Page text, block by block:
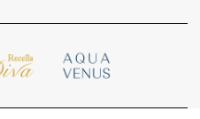
水素トリートメント